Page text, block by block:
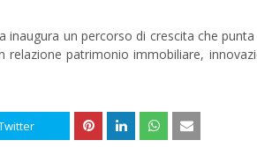
un percorso di crescita che
patrimonio immobiliare,